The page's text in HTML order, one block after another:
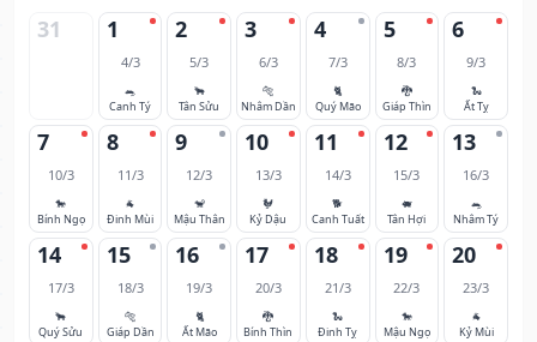
31 1
4/3
🐀
Canh Tý
2
5/3
🐂
Tân Sửu
3
6/3
🐅
Nhâm Dần
4
7/3
🐈
Quý Mão
5
8/3
🐉
Giáp Thìn
6
9/3
🐍
Ất Tỵ
7
10/3
🐎
Bính Ngọ
8
11/3
🐐
Đinh Mùi
9
12/3
🐒
Mậu Thân
10
13/3
🐓
Kỷ Dậu
11
14/3
🐕
Canh Tuất
12
15/3
🐖
Tân Hợi
13
16/3
🐀
Nhâm Tý
14
17/3
🐂
Quý Sửu
15
18/3
🐅
Giáp Dần
16
19/3
🐈
Ất Mão
17
20/3
🐉
Bính Thìn
18
21/3
🐍
Đinh Tỵ
19
22/3
🐎
Mậu Ngọ
20
23/3
🐐
Kỷ Mùi